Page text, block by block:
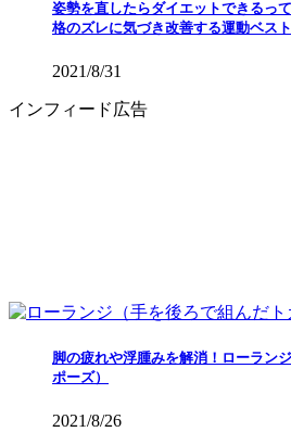
姿勢を直したらダイエットできるっ
格のズレに気づき改善する運動ベス
2021/8/31
インフィード広告
脚の疲れや浮腫みを解消！ローラン
ポーズ）
2021/8/26